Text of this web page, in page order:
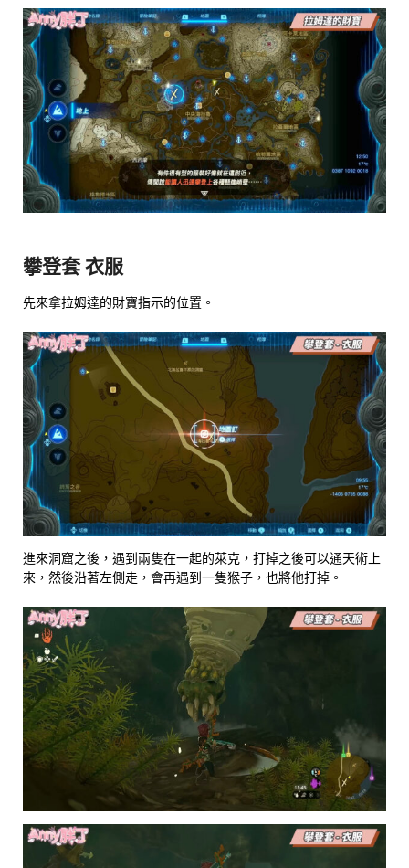
攀登套 衣服
先來拿拉姆達的財寶指示的位置。
進來洞窟之後，遇到兩隻在一起的萊克，打掉之後可以通天術上
來，然後沿著左側走，會再遇到一隻猴子，也將他打掉。